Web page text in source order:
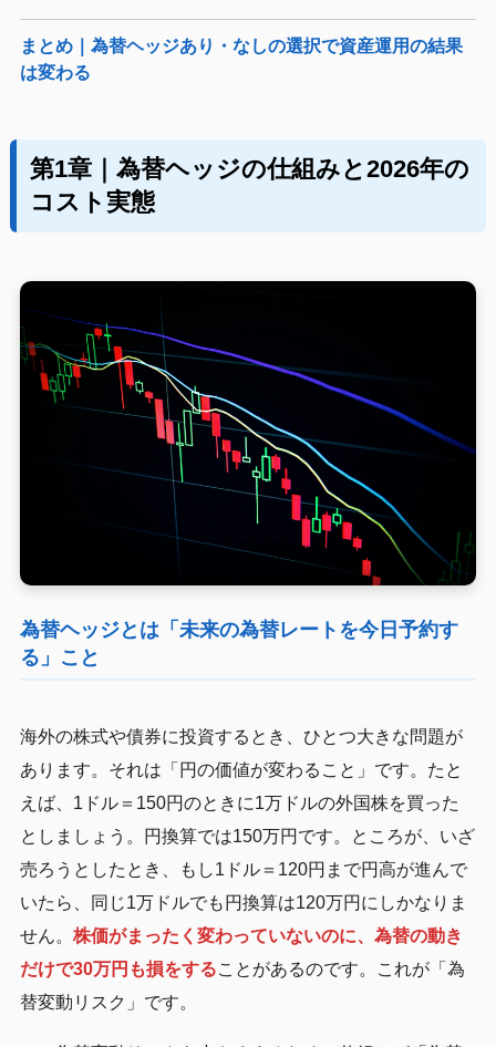
まとめ｜為替ヘッジあり・なしの選択で資産運用の結果
は変わる
第1章｜為替ヘッジの仕組みと2026年の
コスト実態
為替ヘッジとは「未来の為替レートを今日予約す
る」こと
海外の株式や債券に投資するとき、ひとつ大きな問題が
あります。それは「円の価値が変わること」です。たと
えば、1ドル＝150円のときに1万ドルの外国株を買った
としましょう。円換算では150万円です。ところが、いざ
売ろうとしたとき、もし1ドル＝120円まで円高が進んで
いたら、同じ1万ドルでも円換算は120万円にしかなりま
せん。 株価がまったく変わっていないのに、為替の動き
だけで30万円も損をすることがあるのです。これが「為
替変動リスク」です。